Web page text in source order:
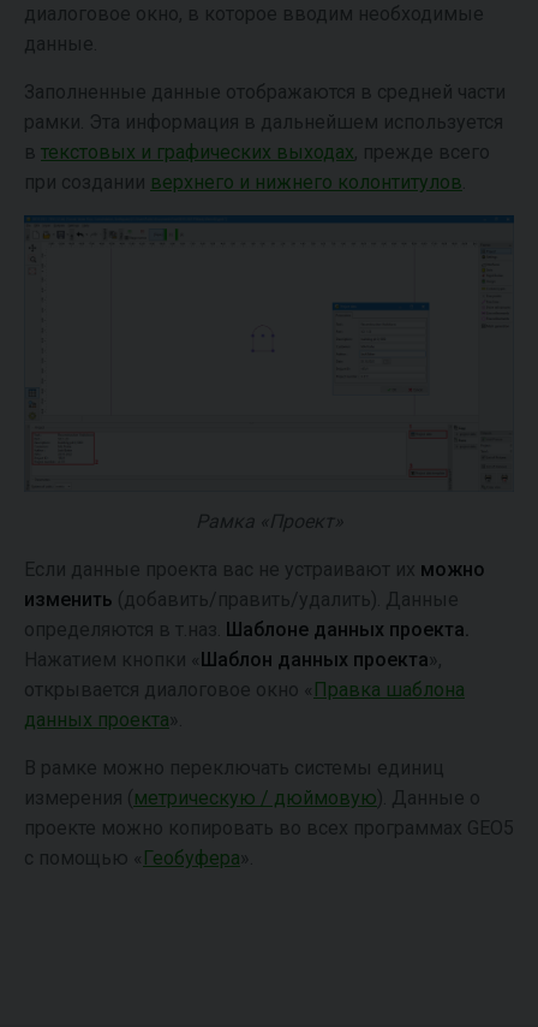
диалоговое окно, в которое вводим необходимые
данные.
Заполненные данные отображаются в средней части
рамки. Эта информация в дальнейшем используется
в текстовых и графических выходах, прежде всего
при создании верхнего и нижнего колонтитулов
Рамка «Проект»
Если данные проекта вас не устраивают их можно
изменить (добавить/править/удалить). Данные
определяются в т.наз. Шаблоне данных проекта.
Нажатием кнопки « Шаблон данных проекта »,
открывается диалоговое окно « Правка шаблона
данных проекта ».
В рамке можно переключать системы единиц
измерения ( метрическую / дюймовую). Данные o
проекте можно копировать во всех программах GEO5
с помощью « Геобуфера ».